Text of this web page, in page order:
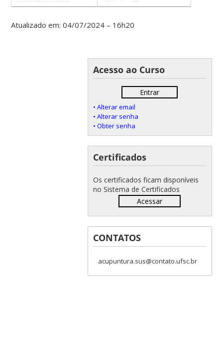
Atualizado em: 04/07/2024 – 16h20
Acesso ao Curso
Entrar
• Alterar email
• Alterar senha
• Obter senha
Certificados
Os certificados ficam disponíveis
no Sistema de Certificados
Acessar
CONTATOS
acupuntura.sus@contato.ufsc.br